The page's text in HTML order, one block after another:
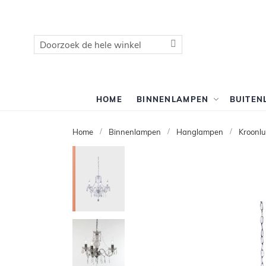
Zoek
HOME BINNENLAMPEN
Home Binnenlampen Hanglampen
einde
de
afbeeldingen-
gallerij